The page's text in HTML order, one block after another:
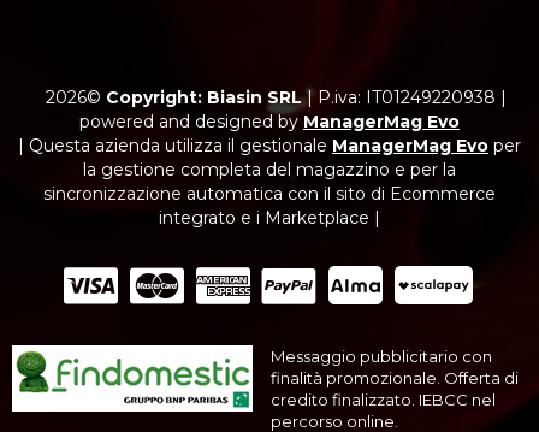
2026© Copyright: Biasin SRL| P.iva: IT01249220938 |
powered and designed by ManagerMag Evo
| Questa azienda utilizza il gestionale ManagerMag Evo per
la gestione completa del magazzino e per la
sincronizzazione automatica con il sito di Ecommerce
integrato e i Marketplace |
Messaggio pubblicitario con
finalità promozionale. Offerta di
credito finalizzato. IEBCC nel
percorso online.